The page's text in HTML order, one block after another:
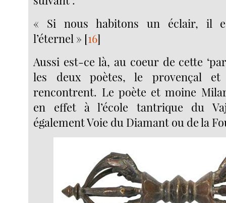
« Si nous habitons un éclair, il
l’éternel » [16]
Aussi est-ce là, au coeur de cette
les deux poètes, le provençal
rencontrent. Le poète et moine
en effet à l’école tantrique du
également Voie du Diamant ou de la